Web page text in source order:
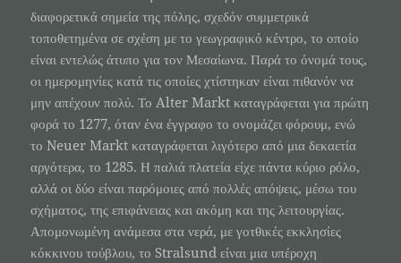
διαφορετικά σημεία της πόλης, σχεδόν συμμετρικά
τοποθετημένα σε σχέση με το γεωγραφικό κέντρο, το οποίο
είναι εντελώς άτυπο για τον Μεσαίωνα. Παρά το όνομά τους,
οι ημερομηνίες κατά τις οποίες χτίστηκαν είναι πιθανόν να
μην απέχουν πολύ. Το Alter Markt καταγράφεται για πρώτη
φορά το 1277, όταν ένα έγγραφο το ονομάζει φόρουμ, ενώ
το Neuer Markt καταγράφεται λιγότερο από μια δεκαετία
αργότερα, το 1285. Η παλιά πλατεία είχε πάντα κύριο ρόλο,
αλλά οι δύο είναι παρόμοιες από πολλές απόψεις, μέσω του
σχήματος, της επιφάνειας και ακόμη και της λειτουργίας.
Απομονωμένη ανάμεσα στα νερά, με γοτθικές εκκλησίες
κόκκινου τούβλου, το Stralsund είναι μια υπέροχη